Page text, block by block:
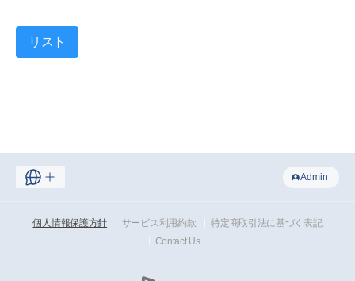
リスト
Admin
個人情報保護方針 サービス利用約款
特定商取引法に基づく表記
Contact Us